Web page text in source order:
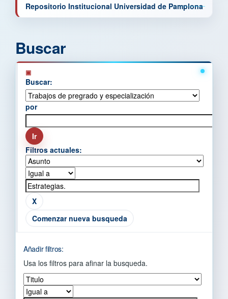
Repositorio Institucional Universidad de Pamplona
Buscar
Buscar:
por
Filtros actuales:
Comenzar nueva busqueda
Añadir filtros:
Usa los filtros para afinar la busqueda.